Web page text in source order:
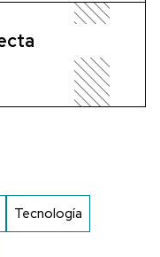
Tecnología